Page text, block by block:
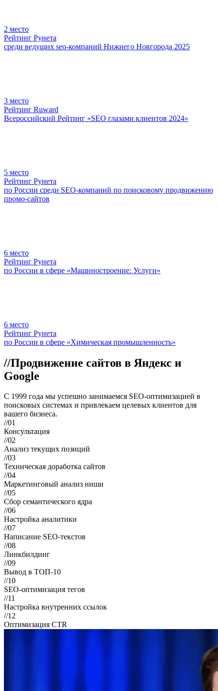
2 место
Рейтинг Рунета
среди ведущих seo-компаний Нижнего Новгорода 2025
3 место
Рейтинг Ruward
Всероссийский Рейтинг «SEO глазами клиентов 2024»
5 место
Рейтинг Рунета
по России среди SEO-компаний по поисковому продвижению
промо-сайтов
6 место
Рейтинг Рунета
по России в сфере «Машиностроение: Услуги»
6 место
Рейтинг Рунета
по России в сфере «Химическая промышленность»
//Продвижение сайтов в Яндекс и
Google
С 1999 года мы успешно занимаемся SEO-оптимизацией в
поисковых системах и привлекаем целевых клиентов для
вашего бизнеса.
//01
Консультация
//02
Анализ текущих позиций
//03
Техническая доработка сайтов
//04
Маркетинговый анализ ниши
//05
Сбор семантического ядра
//06
Настройка аналитики
//07
Написание SEO-текстов
//08
Линкбилдинг
//09
Вывод в ТОП-10
//10
SEO-оптимизация тегов
//11
Настройка внутренних ссылок
//12
Оптимизация CTR